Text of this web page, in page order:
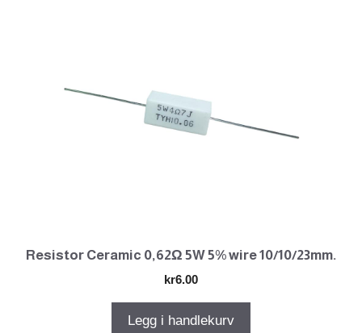
Resistor Ceramic 0,62Ω 5W 5% wire 10/10/23mm.
kr6.00
Legg i handlekurv